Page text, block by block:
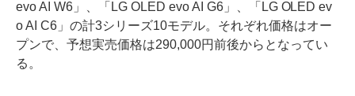
evo AI W6」、「LG OLED evo AI G6」、「LG OLED ev
o AI C6」の計3シリーズ10モデル。それぞれ価格はオー
プンで、予想実売価格は290,000円前後からとなってい
る。